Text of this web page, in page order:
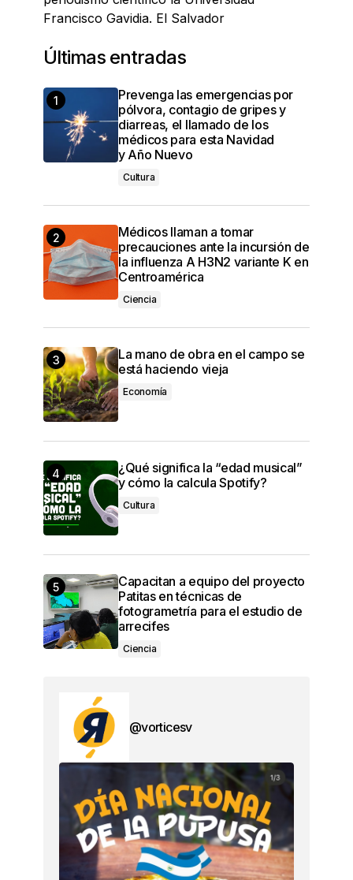
Francisco Gavidia. El Salvador
Últimas entradas
Prevenga las emergencias por
pólvora, contagio de gripes y
diarreas, el llamado de los
médicos para esta Navidad
y Año Nuevo
Cultura
Médicos llaman a tomar
precauciones ante la incursión de
la influenza A H3N2 variante K en
Centroamérica
Ciencia
La mano de obra en el campo se
está haciendo vieja
Economía
¿Qué significa la “edad musical”
y cómo la calcula Spotify?
Cultura
Capacitan a equipo del proyecto
Patitas en técnicas de
fotogrametría para el estudio de
arrecifes
Ciencia
@vorticesv